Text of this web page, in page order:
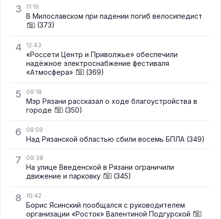
3 11:19
В Милославском при падении погиб велосипедист
(373)
4 12:43
«Россети Центр и Приволжье» обеспечили
надёжное электроснабжение фестиваля
«Атмосфера»
(369)
5 09:18
Мэр Рязани рассказал о ходе благоустройства в
городе
(350)
6 09:59
Над Рязанской областью сбили восемь БПЛА (349)
7 09:38
На улице Введенской в Рязани ограничили
движение и парковку
(345)
8 10:42
Борис Ясинский пообщался с руководителем
организации «Росток» Валентиной Подгурской